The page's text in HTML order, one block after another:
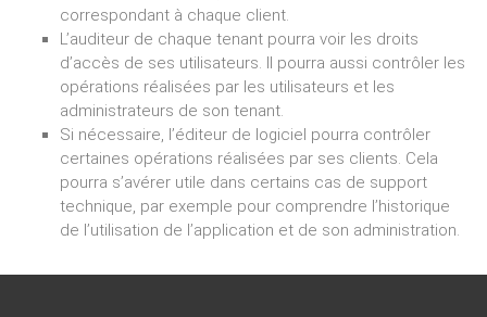
correspondant à chaque client.
L’auditeur de chaque tenant pourra voir les droits
d’accès de ses utilisateurs. Il pourra aussi contrôler les
opérations réalisées par les utilisateurs et les
administrateurs de son tenant.
Si nécessaire, l’éditeur de logiciel pourra contrôler
certaines opérations réalisées par ses clients. Cela
pourra s’avérer utile dans certains cas de support
technique, par exemple pour comprendre l’historique
de l’utilisation de l’application et de son administration.